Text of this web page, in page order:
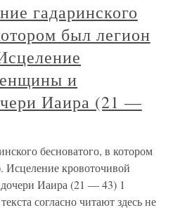
гадаринского
был легион
и
Иаира (21 —
бесноватого, в котором
кровоточивой
Иаира (21 — 43) 1
согласно читают здесь не